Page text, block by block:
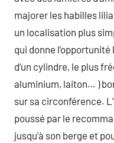
majorer les habilles
un localisation plus
qui donne
d’un cylindre, le plus
aluminium, laiton… )
sur sa circonférence.
poussé par le
jusqu’à son berge et